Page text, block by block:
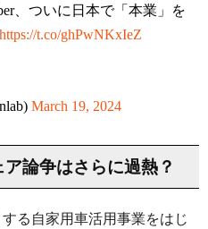
、ついに日本で「本業」を
https://t.co/ghPwNKxIeZ
March 19, 2024
論争はさらに過熱？
る自家用車活用事業をはじ